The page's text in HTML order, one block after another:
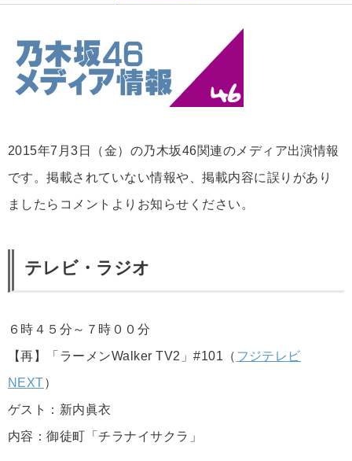
2015年7月3日（金）の乃木坂46関連のメディア出演情報
です。掲載されていない情報や、掲載内容に誤りがあり
ましたらコメントよりお知らせください。
テレビ・ラジオ
６時４５分～７時００分
【再】「ラーメンWalker TV2」#101（ フジテレビ
NEXT）
ゲスト：新内眞衣
内容：御徒町「チラナイサクラ」